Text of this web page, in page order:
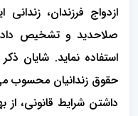
ازدواج فرزندان،
استفاده نماید. شایان
حقوق زندانیان محسوب
داشتن شرایط قانونی،